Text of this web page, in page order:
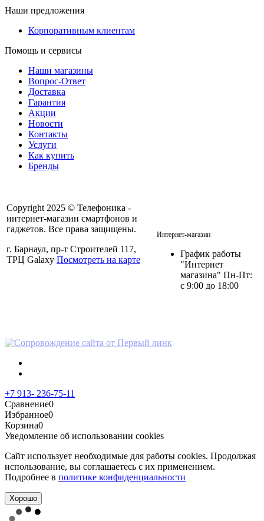
Наши предложения
Корпоративным клиентам
Помощь и сервисы
Наши магазины
Вопрос-Ответ
Доставка
Гарантия
Акции
Новости
Контакты
Услуги
Как купить
Бренды
Copyright 2025 © Телефоника -
интернет-магазин смартфонов и
гаджетов. Все права защищены.
г. Барнаул, пр-т Строителей 117,
ТРЦ Galaxy Посмотреть на карте
Интернет-магазин
График работы
"Интернет
магазина" Пн-Пт:
с 9:00 до 18:00
+7 913- 236-75-11
Сравнение0
Избранное0
Корзина0
Уведомление об использовании cookies
Сайт использует необходимые для работы cookies. Продолжая
использование, вы соглашаетесь с их применением.
Подробнее в политике конфиденциальности
Хорошо